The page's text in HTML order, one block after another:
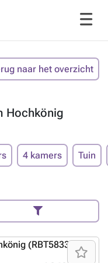
naar het overzicht
Hochkönig
4 kamers Tuin